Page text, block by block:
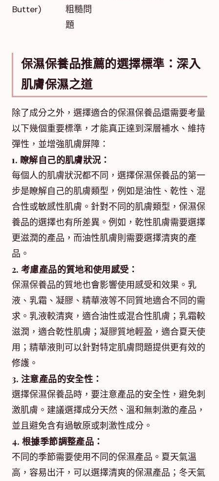
Butter)
粗糙問
題
保濕保養品推薦的選擇標準：深入
肌膚保濕之道
除了成分之外，選擇適合的保濕保養品還需要考量
以下幾個重要標準，才能真正達到深層補水、維持
彈性，並增強肌膚屏障：
1. 瞭解自己的肌膚狀況：
每個人的肌膚狀況都不同，選擇保濕保養品的第一
步是瞭解自己的肌膚類型，例如是油性、乾性、混
合性或敏感性肌膚。針對不同的肌膚類型，保濕保
養品的選擇也有所差異。例如，乾性肌膚需要選擇
更滋潤的產品，而油性肌膚則需要選擇清爽的產
品。
2. 考慮產品的質地和使用感受：
保濕保養品的質地也會影響使用感受和效果。乳
液、乳霜、凝膠、精華液等不同質地適合不同的需
求。乳液較清爽，適合油性或混合性肌膚；乳霜較
滋潤，適合乾性肌膚；凝膠質地輕盈，適合夏天使
用；精華液則可以針對特定肌膚問題提供更有效的
修護。
3. 注意產品的安全性：
選擇保濕保養品時，要注意產品的安全性，避免刺
激肌膚。建議選擇成分天然、溫和無刺激的產品，
並且避免含有過敏原或刺激性成分。
4. 根據季節調整產品：
不同的季節需要使用不同的保濕產品。夏天氣溫
高，容易出汗，可以選擇清爽的保濕產品；冬天氣